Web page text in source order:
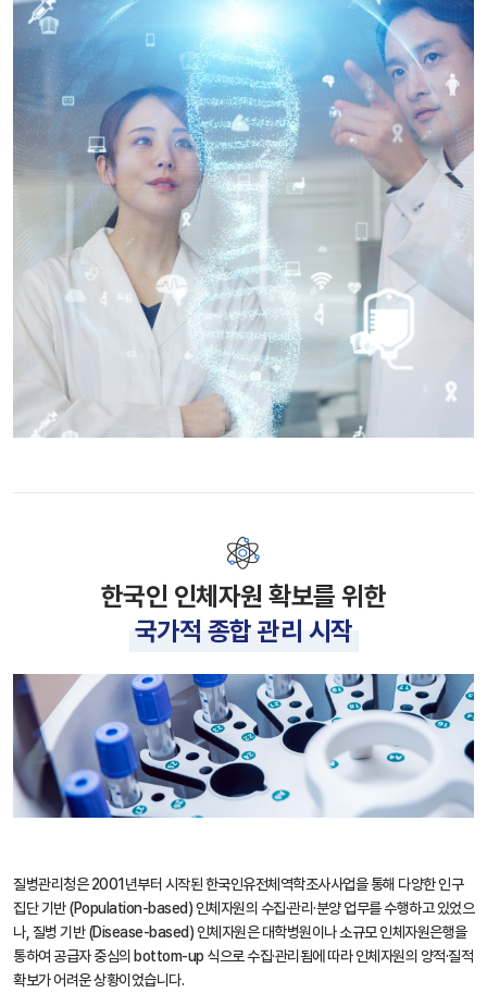
한국인 인체자원 확보를 위한
국가적 종합 관리 시작
질병관리청은 2001년부터 시작된 한국인유전체역학조사사업을 통해 다양한 인구
집단 기반 (Population-based) 인체자원의 수집·관리·분양 업무를 수행하고 있었으
나, 질병 기반 (Disease-based) 인체자원은 대학병원이나 소규모 인체자원은행을
통하여 공급자 중심의 bottom-up 식으로 수집·관리됨에 따라 인체자원의 양적·질적
확보가 어려운 상황이었습니다.